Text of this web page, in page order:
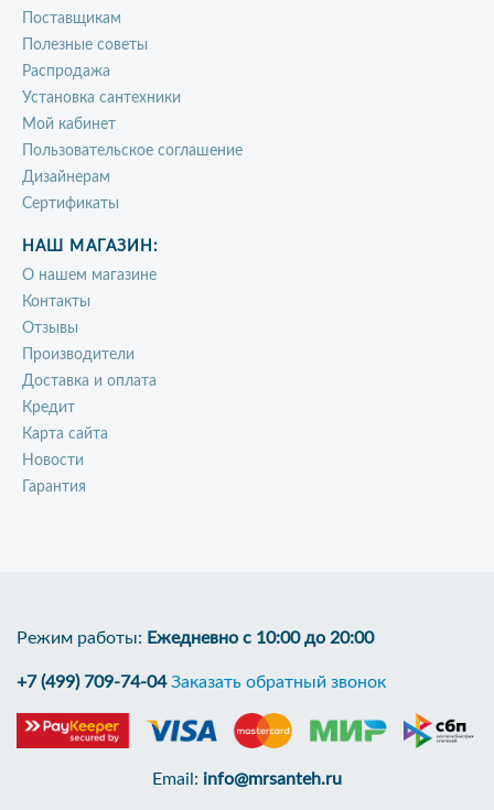
Поставщикам
Полезные советы
Распродажа
Установка сантехники
Мой кабинет
Пользовательское соглашение
Дизайнерам
Сертификаты
НАШ МАГАЗИН:
О нашем магазине
Контакты
Отзывы
Производители
Доставка и оплата
Кредит
Карта сайта
Новости
Гарантия
Режим работы: Ежедневно с 10:00 до 20:00
+7 (499) 709-74-04 Заказать обратный звонок
Email: info@mrsanteh.ru